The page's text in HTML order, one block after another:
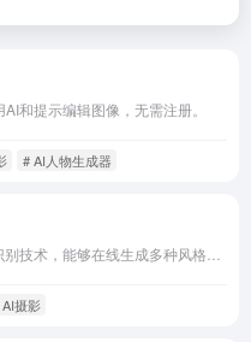
和提示编辑图像，无需注册。
# AI人物生成器
摄影